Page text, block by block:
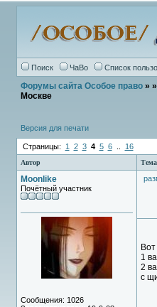
Поиск ЧаВо Список
Форумы сайта Особое право» »
Москве
Версия для печати
Страницы: 1 2 3 4 5 6.. 16
Автор
Moonlike
Почётный участник
Сообщения: 1026
1
2
с